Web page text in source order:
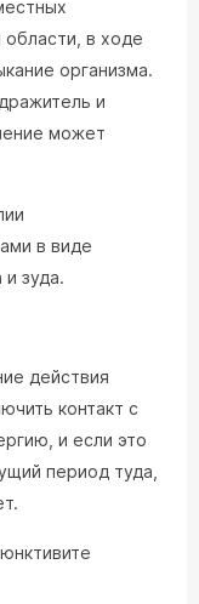
в ходе
организма.
и
может
в виде
и зуда.
действия
контакт с
и если это
период туда,